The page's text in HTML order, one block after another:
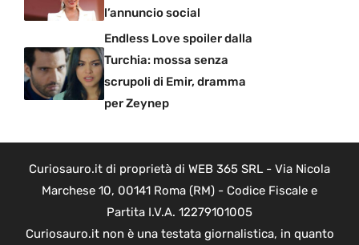
l’annuncio social
Endless Love spoiler dalla
Turchia: mossa senza
scrupoli di Emir, dramma
per Zeynep
Curiosauro.it di proprietà di WEB 365 SRL - Via Nicola
Marchese 10, 00141 Roma (RM) - Codice Fiscale e
Partita I.V.A. 12279101005
Curiosauro.it non è una testata giornalistica, in quanto